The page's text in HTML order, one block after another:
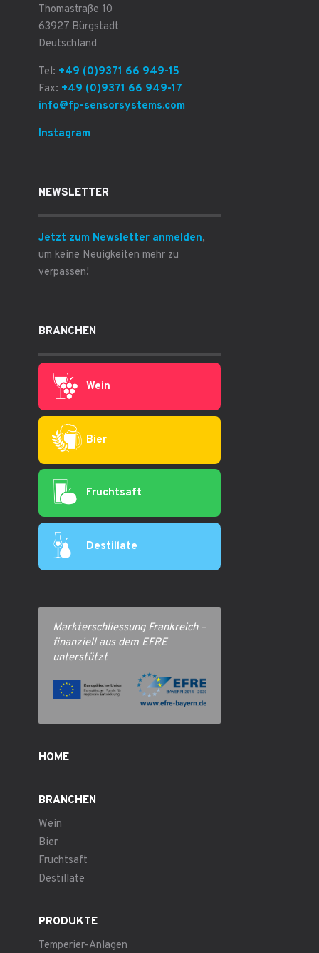
Thomastraße 10
63927 Bürgstadt
Deutschland
Tel: +49 (0)9371 66 949-15
Fax: +49 (0)9371 66 949-17
info@fp-sensorsystems.com
Instagram
NEWSLETTER
Jetzt zum Newsletter anmelden,
um keine Neuigkeiten mehr zu
verpassen!
BRANCHEN
Wein
Bier
Fruchtsaft
Destillate
Markterschliessung Frankreich –
finanziell aus dem EFRE
unterstützt
HOME
BRANCHEN
Wein
Bier
Fruchtsaft
Destillate
PRODUKTE
Temperier-Anlagen